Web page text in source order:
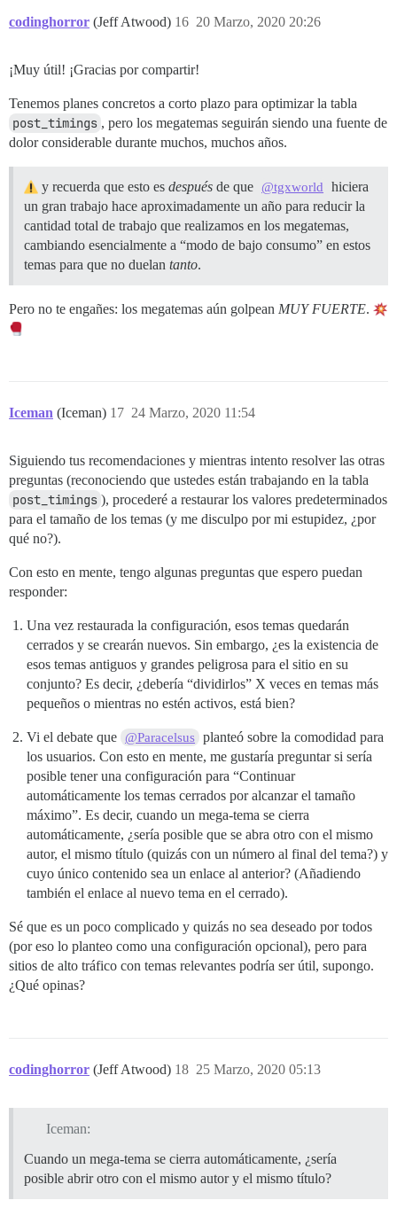
codinghorror (Jeff Atwood) 20 Marzo, 2020 20:26
16
¡Muy útil! ¡Gracias por compartir!
Tenemos planes concretos a corto plazo para optimizar la tabla
post_timings , pero los megatemas seguirán siendo una fuente de
dolor considerable durante muchos, muchos años.
y recuerda que esto es después de que @tgxworld
hiciera
un gran trabajo hace aproximadamente un año para reducir la
cantidad total de trabajo que realizamos en los megatemas,
cambiando esencialmente a “modo de bajo consumo” en estos
temas para que no duelan tanto.
Pero no te engañes: los megatemas aún golpean MUY FUERTE.
Iceman (Iceman) 24 Marzo, 2020 11:54
17
Siguiendo tus recomendaciones y mientras intento resolver las otras
preguntas (reconociendo que ustedes están trabajando en la tabla
post_timings ), procederé a restaurar los valores predeterminados
para el tamaño de los temas (y me disculpo por mi estupidez, ¿por
qué no?).
Con esto en mente, tengo algunas preguntas que espero puedan
responder:
Una vez restaurada la configuración, esos temas quedarán
cerrados y se crearán nuevos. Sin embargo, ¿es la existencia de
esos temas antiguos y grandes peligrosa para el sitio en su
conjunto? Es decir, ¿debería “dividirlos” X veces en temas más
pequeños o mientras no estén activos, está bien?
Vi el debate que @Paracelsus planteó sobre la comodidad para
los usuarios. Con esto en mente, me gustaría preguntar si sería
posible tener una configuración para “Continuar
automáticamente los temas cerrados por alcanzar el tamaño
máximo”. Es decir, cuando un mega-tema se cierra
automáticamente, ¿sería posible que se abra otro con el mismo
autor, el mismo título (quizás con un número al final del tema?) y
cuyo único contenido sea un enlace al anterior? (Añadiendo
también el enlace al nuevo tema en el cerrado).
Sé que es un poco complicado y quizás no sea deseado por todos
(por eso lo planteo como una configuración opcional), pero para
sitios de alto tráfico con temas relevantes podría ser útil, supongo.
¿Qué opinas?
codinghorror (Jeff Atwood) 25 Marzo, 2020 05:13
18
Iceman:
Cuando un mega-tema se cierra automáticamente, ¿sería
posible abrir otro con el mismo autor y el mismo título?